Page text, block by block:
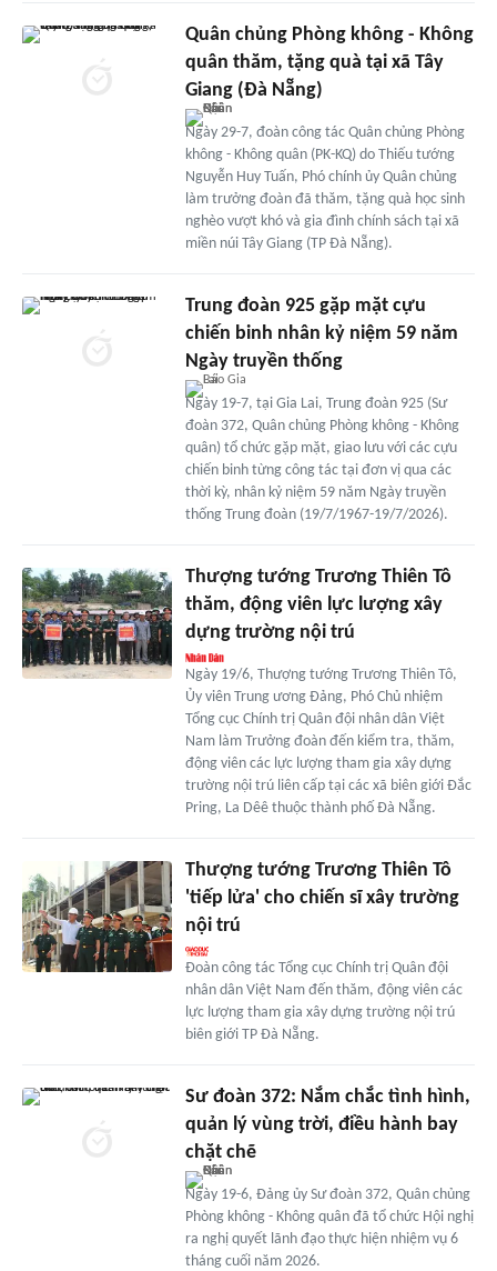
Quân chủng Phòng không - Không
quân thăm, tặng quà tại xã Tây
Giang (Đà Nẵng)
Ngày 29-7, đoàn công tác Quân chủng Phòng
không - Không quân (PK-KQ) do Thiếu tướng
Nguyễn Huy Tuấn, Phó chính ủy Quân chủng
làm trưởng đoàn đã thăm, tặng quà học sinh
nghèo vượt khó và gia đình chính sách tại xã
miền núi Tây Giang (TP Đà Nẵng).
Trung đoàn 925 gặp mặt cựu
chiến binh nhân kỷ niệm 59 năm
Ngày truyền thống
Ngày 19-7, tại Gia Lai, Trung đoàn 925 (Sư
đoàn 372, Quân chủng Phòng không - Không
quân) tổ chức gặp mặt, giao lưu với các cựu
chiến binh từng công tác tại đơn vị qua các
thời kỳ, nhân kỷ niệm 59 năm Ngày truyền
thống Trung đoàn (19/7/1967-19/7/2026).
Thượng tướng Trương Thiên Tô
thăm, động viên lực lượng xây
dựng trường nội trú
Ngày 19/6, Thượng tướng Trương Thiên Tô,
Ủy viên Trung ương Đảng, Phó Chủ nhiệm
Tổng cục Chính trị Quân đội nhân dân Việt
Nam làm Trưởng đoàn đến kiểm tra, thăm,
động viên các lực lượng tham gia xây dựng
trường nội trú liên cấp tại các xã biên giới Đắc
Pring, La Dêê thuộc thành phố Đà Nẵng.
Thượng tướng Trương Thiên Tô
'tiếp lửa' cho chiến sĩ xây trường
nội trú
Đoàn công tác Tổng cục Chính trị Quân đội
nhân dân Việt Nam đến thăm, động viên các
lực lượng tham gia xây dựng trường nội trú
biên giới TP Đà Nẵng.
Sư đoàn 372: Nắm chắc tình hình,
quản lý vùng trời, điều hành bay
chặt chẽ
Ngày 19-6, Đảng ủy Sư đoàn 372, Quân chủng
Phòng không - Không quân đã tổ chức Hội nghị
ra nghị quyết lãnh đạo thực hiện nhiệm vụ 6
tháng cuối năm 2026.